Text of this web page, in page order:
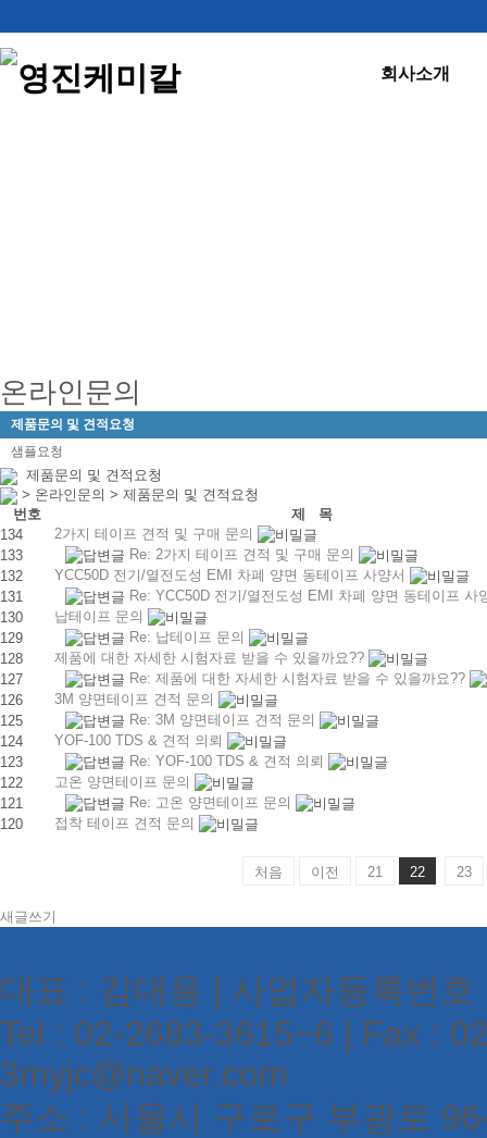
회사소개
온라인문의
제품문의 및 견적요청
샘플요청
제품문의 및 견적요청
> 온라인문의 > 제품문의 및 견적요청
번호
제 목
134
2가지 테이프 견적 및 구매 문의
133
Re: 2가지 테이프 견적 및 구매 문의
132
YCC50D 전기/열전도성 EMI 차폐 양면 동테이프 사양서
131
Re: YCC50D 전기/열전도성 EMI 차폐 양면 동테이프 사
130
납테이프 문의
129
Re: 납테이프 문의
128
제품에 대한 자세한 시험자료 받을 수 있을까요??
127
Re: 제품에 대한 자세한 시험자료 받을 수 있을까요??
126
3M 양면테이프 견적 문의
125
Re: 3M 양면테이프 견적 문의
124
YOF-100 TDS & 견적 의뢰
123
Re: YOF-100 TDS & 견적 의뢰
122
고온 양면테이프 문의
121
Re: 고온 양면테이프 문의
120
접착 테이프 견적 문의
처음 이전 21 22 23
새글쓰기
대표 : 김대용 | 사업자등록번
Tel : 02-2683-3615~6 | Fax :
3myjc@naver.com
주소 : 서울시 구로구 부광로